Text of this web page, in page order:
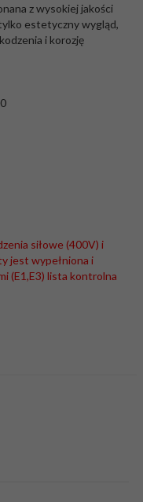
z wysokiej jakości
estetyczny wygląd,
i korozję
siłowe (400V) i
jest wypełniona i
(E1,E3) lista kontrolna